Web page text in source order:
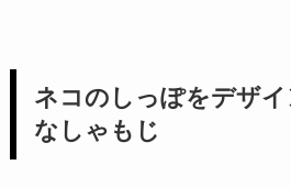
ネコのしっぽをデザ
なしゃもじ